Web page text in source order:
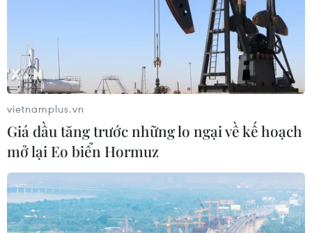
Thúc đẩy quan hệ hợp tác Việt Nam-Thái
Lan trên các lĩnh vực
04/12/2020 11:08
Tổng lãnh sự Vương quốc Thái Lan tại TP Hồ Chí Minh
vui mừng khi quan hệ Thái Lan-Việt Nam vẫn phát triển
mạnh mẽ trên các lĩnh vực kinh tế, thương mại, đầu tư,
vietnamplus.vn
Giá dầu tăng trước những lo ngại về kế hoạch
mở lại Eo biển Hormuz